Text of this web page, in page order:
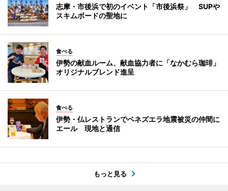
志摩・市後浜で初のイベント「市後浜祭」 SUPや
スキムボードの聖地に
食べる
伊勢の献血ルーム、献血協力者に「なかむら珈琲」
オリジナルブレンド進呈
食べる
伊勢・仏レストランでベネズエラ地震被災の仲間に
エール 現地と通信
もっと見る